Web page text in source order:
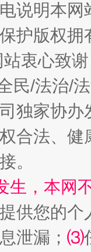
说明本
护版权
衷心致
民/法治/
独家协
合法、
。
生，本网
供您的个
泄漏； ⑶